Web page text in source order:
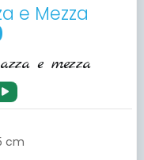
e Mezza
e mezza
cm